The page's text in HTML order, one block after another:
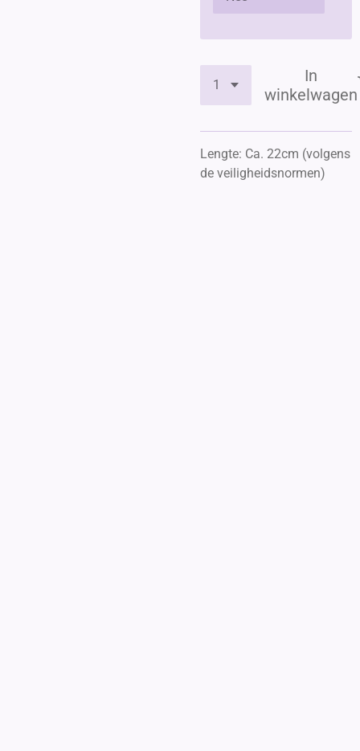
In
winkelwagen
Lengte: Ca. 22cm (volgens
de veiligheidsnormen)